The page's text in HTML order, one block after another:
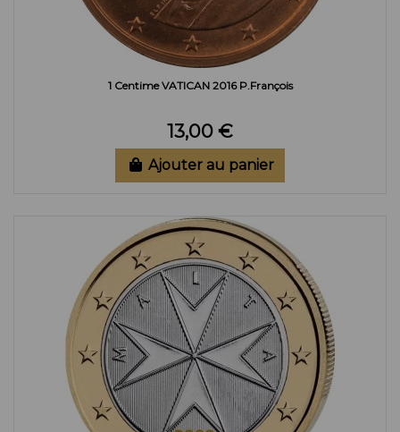
1 Centime VATICAN 2016 P.François
13,00 €
Ajouter au panier